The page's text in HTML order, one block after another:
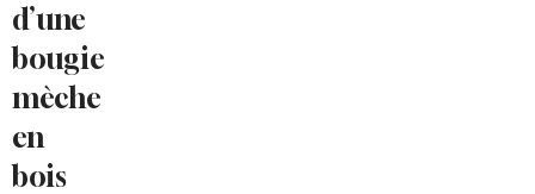
d’une
bougie
mèche
en
bois